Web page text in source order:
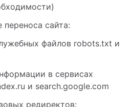
переноса сайта:
файлов robots.txt и
в сервисах
и search.google.com
редиректов: